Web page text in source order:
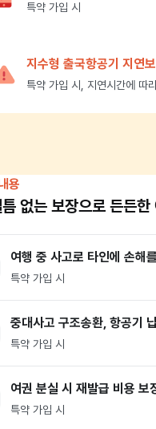
특약 가입 시
지수형 출국항공기 지연
특약 가입 시, 지연시간에 따
용
없는 보장으로 든든한
여행 중 사고로 타인에 손해
특약 가입 시
중대사고 구조송환, 항공기
특약 가입 시
여권 분실 시 재발급 비용 보
특약 가입 시